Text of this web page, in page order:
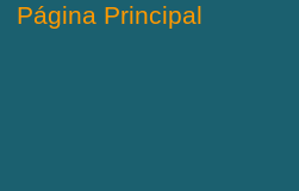
Página Principal